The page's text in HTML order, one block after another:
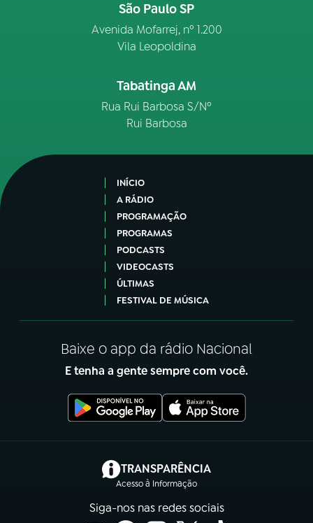
São Paulo SP
Avenida Mofarrej, nº 1.200
Vila Leopoldina
Tabatinga AM
Rua Rui Barbosa S/Nº
Rui Barbosa
INÍCIO
A RÁDIO
PROGRAMAÇÃO
PROGRAMAS
PODCASTS
VIDEOCASTS
ÚLTIMAS
FESTIVAL DE MÚSICA
Baixe o app da rádio Nacional
E tenha a gente sempre com você.
TRANSPARÊNCIA
Acesso à Informação
(abre em nova aba)
Siga-nos nas redes sociais